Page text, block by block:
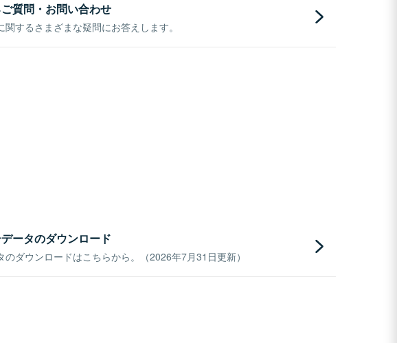
質問・お問い合わせ
関するさまざまな疑問にお答えします。
ータのダウンロード
のダウンロードはこちらから。（2026年7月31日更新）